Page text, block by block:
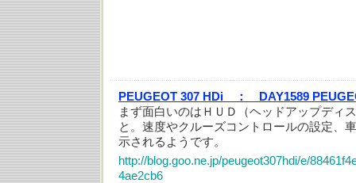
PEUGEOT 307 HDi ：
DAY1589
まず面白いのはＨＵＤ（ヘッドアップディ
と。速度やクルーズコントロールの設定、
示されるようです。
http://blog.goo.ne.jp/peugeot307hdi/e/
4ae2cb6